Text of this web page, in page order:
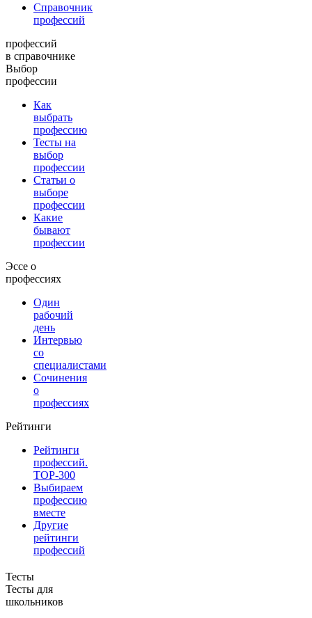
Справочник
профессий
профессий
в справочнике
Выбор
профессии
Как
выбрать
профессию
Тесты на
выбор
профессии
Статьи о
выборе
профессии
Какие
бывают
профессии
Эссе о
профессиях
Один
рабочий
день
Интервью
со
специалистами
Сочинения
о
профессиях
Рейтинги
Рейтинги
профессий.
TOP-300
Выбираем
профессию
вместе
Другие
рейтинги
профессий
Тесты
Тесты для
школьников